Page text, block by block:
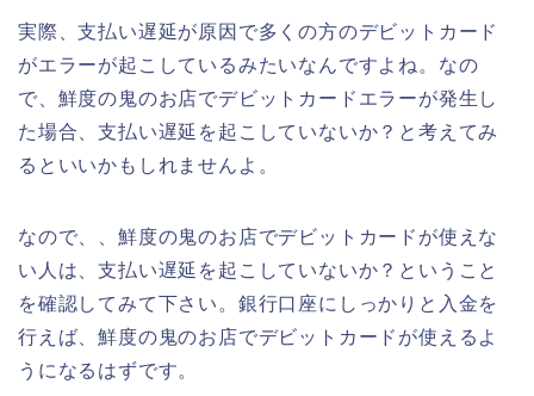
実際、支払い遅延が原因で多くの方のデビットカード
がエラーが起こしているみたいなんですよね。なの
で、鮮度の鬼のお店でデビットカードエラーが発生し
た場合、支払い遅延を起こしていないか？と考えてみ
るといいかもしれませんよ。
なので、、鮮度の鬼のお店でデビットカードが使えな
い人は、支払い遅延を起こしていないか？ということ
を確認してみて下さい。銀行口座にしっかりと入金を
行えば、鮮度の鬼のお店でデビットカードが使えるよ
うになるはずです。